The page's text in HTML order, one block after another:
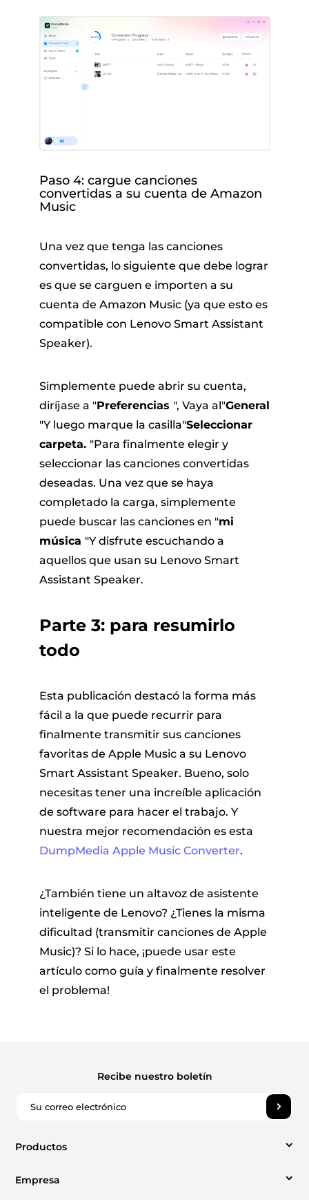
Paso 4: cargue canciones
convertidas a su cuenta de Amazon
Music
Una vez que tenga las canciones
convertidas, lo siguiente que debe lograr
es que se carguen e importen a su
cuenta de Amazon Music (ya que esto es
compatible con Lenovo Smart Assistant
Speaker).
Simplemente puede abrir su cuenta,
diríjase a "Preferencias ", Vaya al"General
"Y luego marque la casilla"Seleccionar
carpeta. "Para finalmente elegir y
seleccionar las canciones convertidas
deseadas. Una vez que se haya
completado la carga, simplemente
puede buscar las canciones en "mi
música "Y disfrute escuchando a
aquellos que usan su Lenovo Smart
Assistant Speaker.
Parte 3: para resumirlo
todo
Esta publicación destacó la forma más
fácil a la que puede recurrir para
finalmente transmitir sus canciones
favoritas de Apple Music a su Lenovo
Smart Assistant Speaker. Bueno, solo
necesitas tener una increíble aplicación
de software para hacer el trabajo. Y
nuestra mejor recomendación es esta
DumpMedia Apple Music Converter.
¿También tiene un altavoz de asistente
inteligente de Lenovo? ¿Tienes la misma
dificultad (transmitir canciones de Apple
Music)? Si lo hace, ¡puede usar este
artículo como guía y finalmente resolver
el problema!
Productos
Video Converter
Empresa
Recibe nuestro boletín